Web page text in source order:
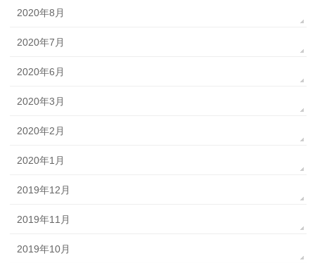
2020年8月
2020年7月
2020年6月
2020年3月
2020年2月
2020年1月
2019年12月
2019年11月
2019年10月